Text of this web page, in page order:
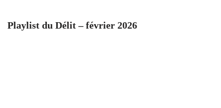
Playlist du Délit – février 2026